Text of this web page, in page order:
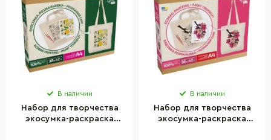
В наличии
Набор для творчества
экосумка-раскраска
В наличии
Набор для творчества
экосумка-раскраска